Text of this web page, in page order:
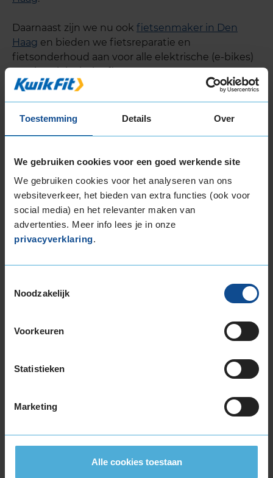
Toestemming Details Over
We gebruiken cookies voor een goed werkende site
We gebruiken cookies voor het analyseren van ons
websiteverkeer, het bieden van extra functies (ook voor
social media) en het relevanter maken van
advertenties. Meer info lees je in onze
privacyverklaring.
Noodzakelijk
Voorkeuren
Statistieken
Marketing
Alle cookies toestaan
Daarnaast zijn we nu ook fietsenmaker in Den
Haag en bieden we fietsreparatie en
fietsonderhoud aan voor alle elektrische (e-bikes)
én niet-elektrische fietsen.
Wat is de beste accu voor mijn auto?
Hoe weet ik of mijn accu kapot is?
Wat doe ik met mijn oude accu of